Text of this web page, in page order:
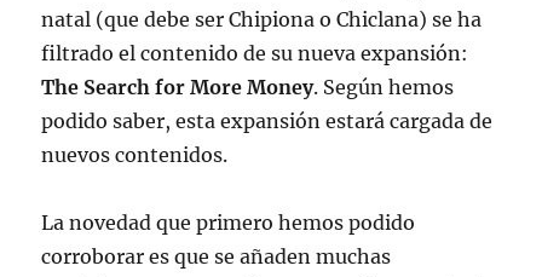
natal (que debe ser Chipiona o Chiclana) se ha
filtrado el contenido de su nueva expansión:
The Search for More Money. Según hemos
podido saber, esta expansión estará cargada de
nuevos contenidos.
La novedad que primero hemos podido
corroborar es que se añaden muchas